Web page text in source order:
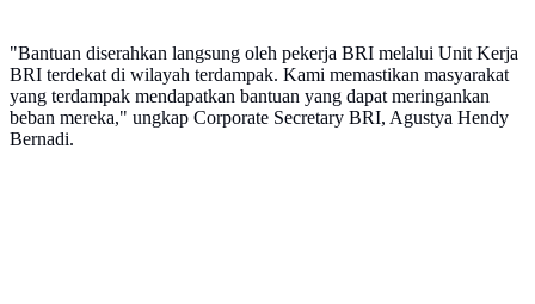
"Bantuan diserahkan langsung oleh pekerja BRI melalui Unit Kerja
BRI terdekat di wilayah terdampak. Kami memastikan masyarakat
yang terdampak mendapatkan bantuan yang dapat meringankan
beban mereka," ungkap Corporate Secretary BRI, Agustya Hendy
Bernadi.